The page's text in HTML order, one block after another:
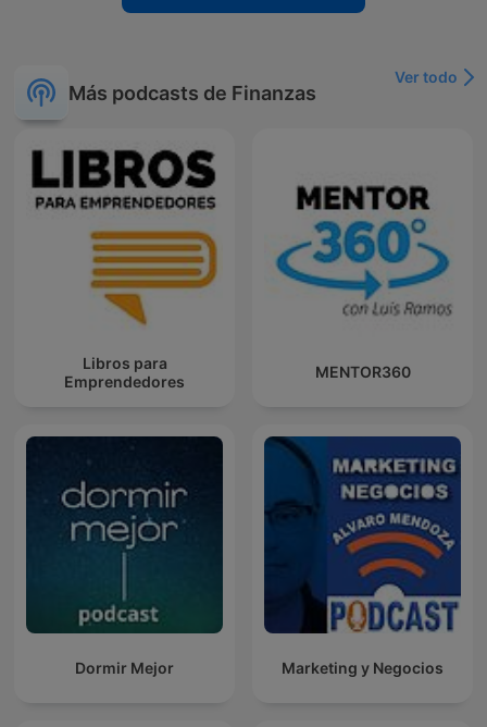
Más podcasts de Finanzas
Ver todo
Libros para
Emprendedores
MENTOR360
Dormir Mejor Marketing y Negocios